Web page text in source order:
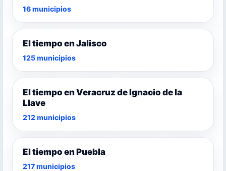
16 municipios
El tiempo en Jalisco
125 municipios
El tiempo en Veracruz de Ignacio de la
Llave
212 municipios
El tiempo en Puebla
217 municipios